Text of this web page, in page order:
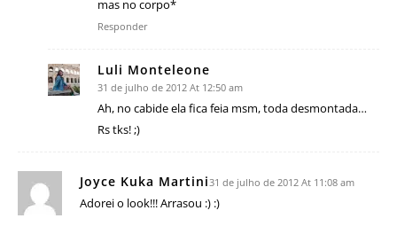
mas no corpo*
Responder
Luli Monteleone
31 de julho de 2012 At 12:50 am
Ah, no cabide ela fica feia msm, toda desmontada…
Rs tks! ;)
Joyce Kuka Martini31 de julho de 2012 At 11:08 am
Adorei o look!!! Arrasou :) :)